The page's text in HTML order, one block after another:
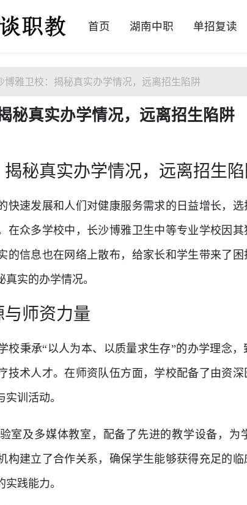
首页 湖南中职 单招复读
博雅卫校：揭秘真实办学情况，远离招生陷阱
秘真实办学情况，远离招生陷阱
秘真实办学情况，远离招生
快速发展和人们对健康服务需求的日益增长，
在众多学校中，长沙博雅卫生中等专业学校因
的信息也在网络上散布，给家长和学生带来了
实的办学情况。
师资力量
校秉承“以人为本、以质量求生存”的办学理念
技术人才。在师资队伍方面，学校配备了由资
训活动。
室及多媒体教室，配备了先进的教学设备，为
构建立了合作关系，确保学生能够获得充足的
践能力。